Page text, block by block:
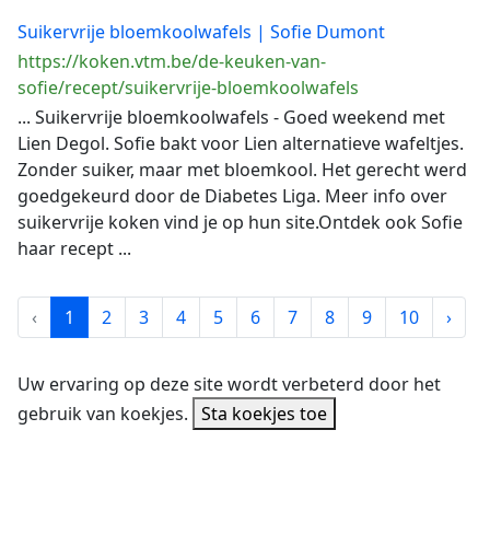
Suikervrije bloemkoolwafels | Sofie Dumont
https://koken.vtm.be/de-keuken-van-
sofie/recept/suikervrije-bloemkoolwafels
... Suikervrije bloemkoolwafels - Goed weekend met
Lien Degol. Sofie bakt voor Lien alternatieve wafeltjes.
Zonder suiker, maar met bloemkool. Het gerecht werd
goedgekeurd door de Diabetes Liga. Meer info over
suikervrije koken vind je op hun site.Ontdek ook Sofie
haar recept ...
‹ 1 2 3 4 5 6 7 8 9 10 ›
Uw ervaring op deze site wordt verbeterd door het
gebruik van koekjes. Sta koekjes toe